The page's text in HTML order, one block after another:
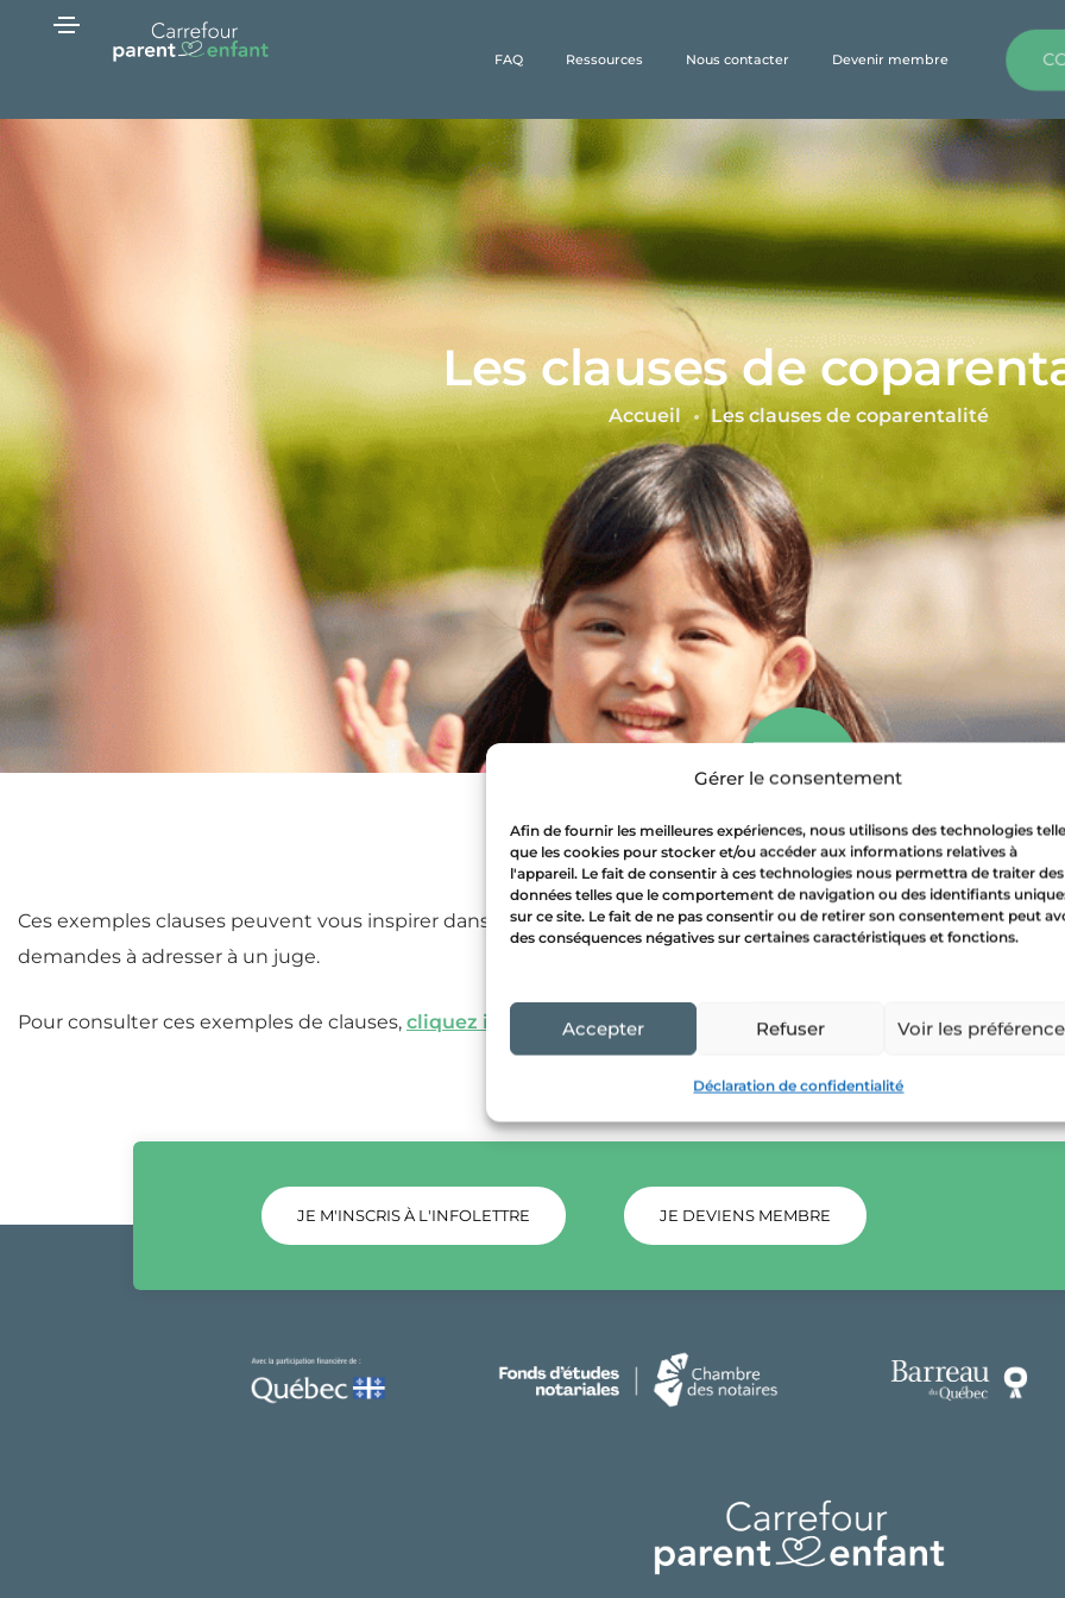
Gérer le consentement
Afin de fournir les meilleures expériences, nous utilisons des technologies
que les cookies pour stocker et/ou accéder aux informations relatives à
l'appareil. Le fait de consentir à ces technologies nous permettra de traiter des
données telles que le comportement de navigation ou des identifiants
sur ce site. Le fait de ne pas consentir ou de retirer son consentement peut
des conséquences négatives sur certaines caractéristiques et fonctions.
Accepter Refuser Voir les
Déclaration de confidentialité
FAQ Ressources Nous contacter Devenir membre
Les clauses de
Accueil Les clauses de coparentalité
Ces exemples clauses peuvent vous inspirer dans la rédaction d’un consentement entre les deux parents ou
demandes à adresser à un juge.
Pour consulter ces exemples de clauses, cliquez ici
JE M'INSCRIS À L'INFOLETTRE JE DEVIENS MEMBRE